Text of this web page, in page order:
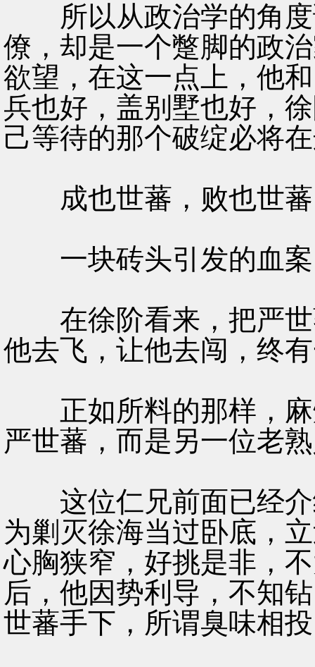
所以从政治学的角度
僚，却是一个蹩脚的政
欲望，在这一点上，他
兵也好，盖别墅也好，
己等待的那个破绽必将
成也世蕃，败也世蕃
一块砖头引发的血案
在徐阶看来，把严世
他去飞，让他去闯，终
正如所料的那样，麻
严世蕃，而是另一位老
这位仁兄前面已经介
为剿灭徐海当过卧底，
心胸狭窄，好挑是非，
后，他因势利导，不知
世蕃手下，所谓臭味相